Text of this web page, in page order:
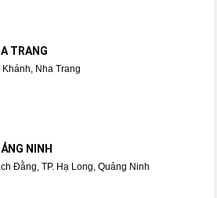
TRANG
Nha Trang
NINH
Đằng, TP. Hạ Long, Quảng Ninh